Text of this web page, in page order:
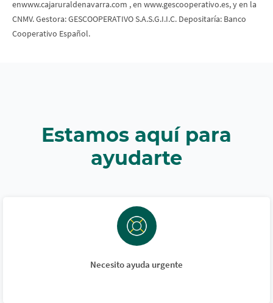
enwww.cajaruraldenavarra.com , en www.gescooperativo.es, y en la
CNMV. Gestora: GESCOOPERATIVO S.A.S.G.I.I.C. Depositaría: Banco
Cooperativo Español.
Estamos aquí para
ayudarte
Necesito ayuda urgente